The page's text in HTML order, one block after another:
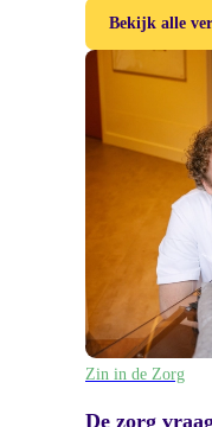
Bekijk alle
Zin in de Zorg
De zorg